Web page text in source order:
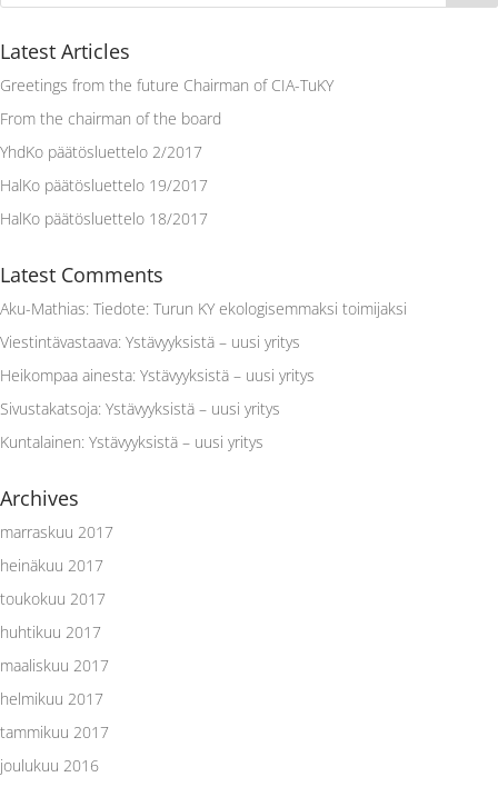
Latest Articles
Greetings from the future Chairman of CIA-TuKY
From the chairman of the board
YhdKo päätösluettelo 2/2017
HalKo päätösluettelo 19/2017
HalKo päätösluettelo 18/2017
Latest Comments
Aku-Mathias: Tiedote: Turun KY ekologisemmaksi toimijaksi
Viestintävastaava: Ystävyyksistä – uusi yritys
Heikompaa ainesta: Ystävyyksistä – uusi yritys
Sivustakatsoja: Ystävyyksistä – uusi yritys
Kuntalainen: Ystävyyksistä – uusi yritys
Archives
marraskuu 2017
heinäkuu 2017
toukokuu 2017
huhtikuu 2017
maaliskuu 2017
helmikuu 2017
tammikuu 2017
joulukuu 2016